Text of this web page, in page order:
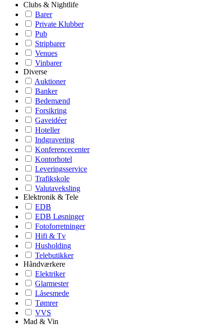
Clubs & Nightlife
Barer
Private Klubber
Pub
Stripbarer
Venues
Vinbarer
Diverse
Auktioner
Banker
Bedemænd
Forsikring
Gaveidéer
Hoteller
Indgravering
Konferencecenter
Kontorhotel
Leveringsservice
Trafikskole
Valutaveksling
Elektronik & Tele
EDB
EDB Løsninger
Fotoforretninger
Hifi & Tv
Husholding
Telebutikker
Håndværkere
Elektriker
Glarmester
Låsesmede
Tømrer
VVS
Mad & Vin